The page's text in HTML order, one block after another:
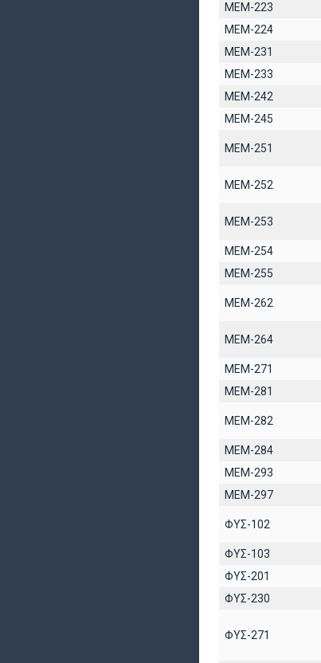
ΜΕΜ-223
ΜΕΜ-224
ΜΕΜ-231
ΜΕΜ-233
ΜΕΜ-242
ΜΕΜ-245
ΜΕΜ-251
ΜΕΜ-252
ΜΕΜ-253
ΜΕΜ-254
ΜΕΜ-255
ΜΕΜ-262
ΜΕΜ-264
ΜΕΜ-271
ΜΕΜ-281
ΜΕΜ-282
ΜΕΜ-284
ΜΕΜ-293
ΜΕΜ-297
ΦΥΣ-102
ΦΥΣ-103
ΦΥΣ-201
ΦΥΣ-230
ΦΥΣ-271